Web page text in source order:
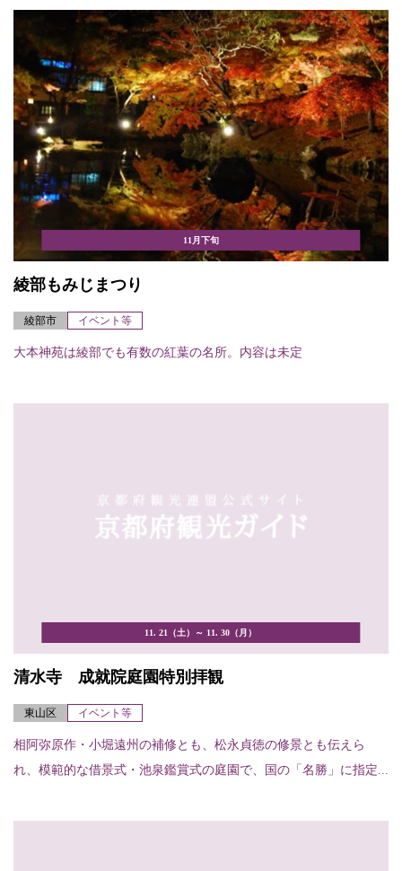
11月下旬
綾部もみじまつり
綾部市 イベント等
大本神苑は綾部でも有数の紅葉の名所。内容は未定
11. 21（土）～ 11. 30（月）
清水寺 成就院庭園特別拝観
東山区 イベント等
相阿弥原作・小堀遠州の補修とも、松永貞徳の修景とも伝えら
れ、模範的な借景式・池泉鑑賞式の庭園で、国の「名勝」に指定...